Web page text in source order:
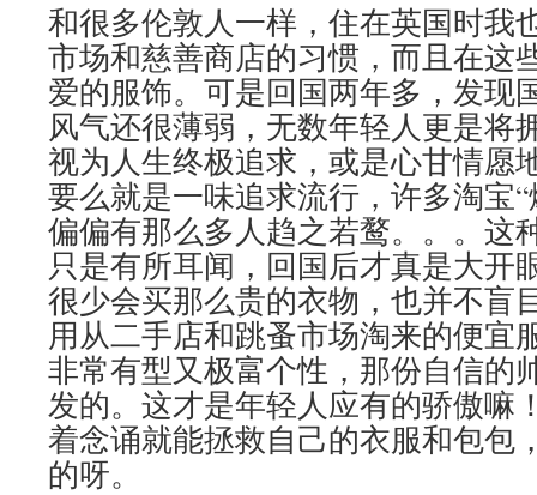
和很多伦敦人一样，住在英国时我
市场和慈善商店的习惯，而且在这
爱的服饰。可是回国两年多，发现
风气还很薄弱，无数年轻人更是将
视为人生终极追求，或是心甘情愿
要么就是一味追求流行，许多淘宝
偏偏有那么多人趋之若鹜。。。这
只是有所耳闻，回国后才真是大开
很少会买那么贵的衣物，也并不盲
用从二手店和跳蚤市场淘来的便宜
非常有型又极富个性，那份自信的
发的。这才是年轻人应有的骄傲嘛
着念诵就能拯救自己的衣服和包包
的呀。